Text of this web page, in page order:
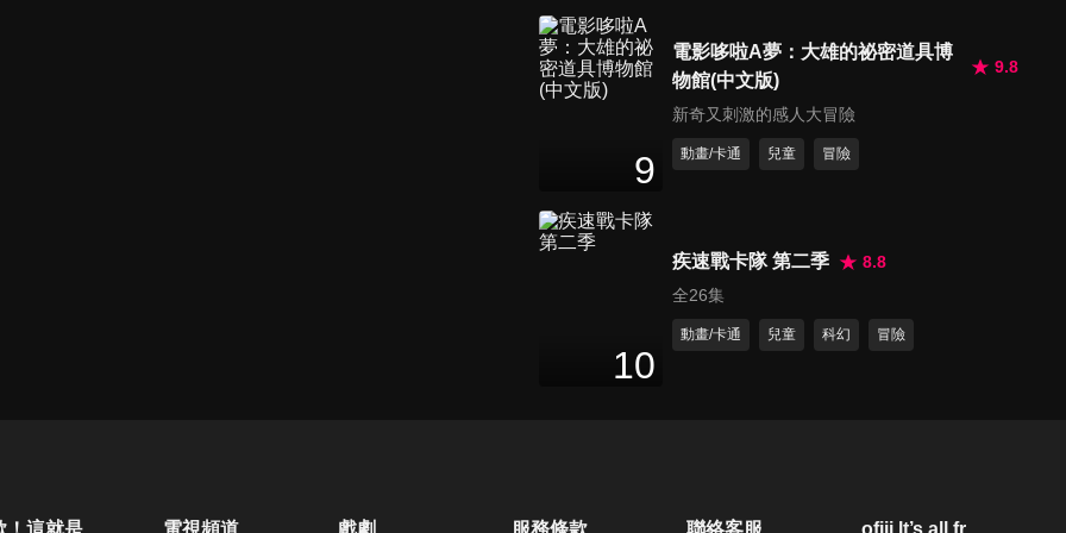
第19集 頂溪vs.石牌
38分鐘
38分鐘
9
電影哆啦A夢：大雄的祕密道具博
物館(中文版)
9.8
新奇又刺激的感人大冒險
動畫/卡通 兒童 冒險
10
疾速戰卡隊 第二季
8.8
全26集
動畫/卡通 兒童 科幻 冒險
歐！這就是人生啊 電視頻道 戲劇 服務條款 聯絡客服